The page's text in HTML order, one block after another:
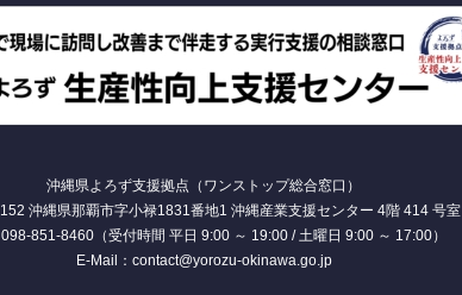
沖縄県よろず支援拠点（ワンストップ総合窓口）
沖縄県那覇市字小禄1831番地1 沖縄産業支援センター 4階 414 号室
851-8460（受付時間 平日 9:00 ～ 19:00 / 土曜日 9:00 ～ 17:00）
E-Mail：contact@yorozu-okinawa.go.jp